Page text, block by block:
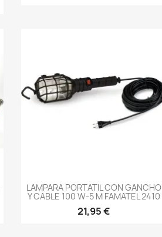
-->
LAMPARA PORTATIL CON GANCHO
Y CABLE 100 W-5 M FAMATEL 2410
21,95 €